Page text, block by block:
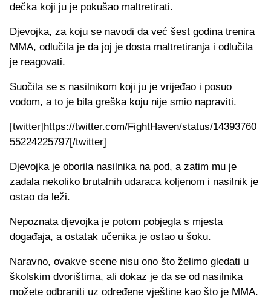
dečka koji ju je pokušao maltretirati.
Djevojka, za koju se navodi da već šest godina trenira
MMA, odlučila je da joj je dosta maltretiranja i odlučila
je reagovati.
Suočila se s nasilnikom koji ju je vrijeđao i posuo
vodom, a to je bila greška koju nije smio napraviti.
[twitter]https://twitter.com/FightHaven/status/14393760
55224225797[/twitter]
Djevojka je oborila nasilnika na pod, a zatim mu je
zadala nekoliko brutalnih udaraca koljenom i nasilnik je
ostao da leži.
Nepoznata djevojka je potom pobjegla s mjesta
događaja, a ostatak učenika je ostao u šoku.
Naravno, ovakve scene nisu ono što želimo gledati u
školskim dvorištima, ali dokaz je da se od nasilnika
možete odbraniti uz određene vještine kao što je MMA.